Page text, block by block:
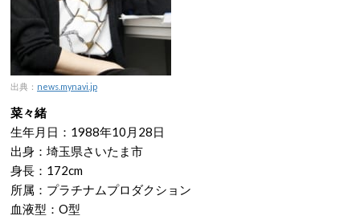
出典： news.mynavi.jp
菜々緒
生年月日：1988年10月28日
出身：埼玉県さいたま市
身長：172cm
所属：プラチナムプロダクション
血液型：O型